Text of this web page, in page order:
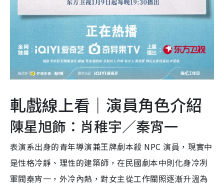
軋戲線上看｜演員角色介紹
陳星旭飾：肖稚宇／秦宵一
表演系出身的青年導演兼王牌劇本殺 NPC 演員，現實中
是性格冷靜、理性的建築師，在民國劇本中則化身冷冽
軍閥秦宵一，外冷內熱，對女主從工作關照逐漸升溫為